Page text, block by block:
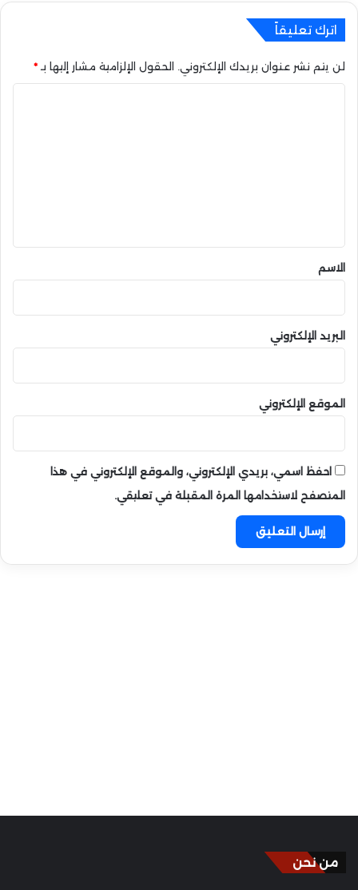
ا
ت
ي
W
اترك تعليقاً
لن يتم نشر عنوان بريدك الإلكتروني. الحقول الإلزامية مشار إليها بـ*
*الاسم
البريد الإلكتروني
الموقع الإلكتروني
احفظ اسمي، بريدي الإلكتروني، والموقع الإلكتروني في هذا
المتصفح لاستخدامها المرة المقبلة في تعليقي.
من نحن